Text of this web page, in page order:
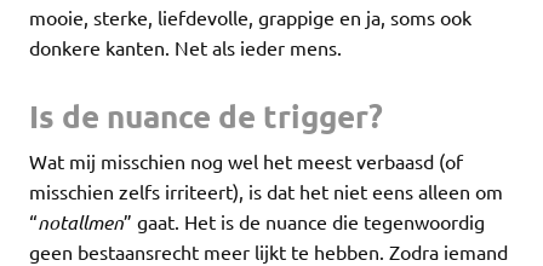
mooie, sterke, liefdevolle, grappige en ja, soms ook
donkere kanten. Net als ieder mens.
Is de nuance de trigger?
Wat mij misschien nog wel het meest verbaasd (of
misschien zelfs irriteert), is dat het niet eens alleen om
“notallmen” gaat. Het is de nuance die tegenwoordig
geen bestaansrecht meer lijkt te hebben. Zodra iemand